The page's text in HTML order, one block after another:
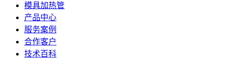
模具加热管
产品中心
服务案例
合作客户
技术百科